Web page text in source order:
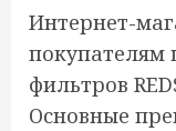
Интернет-
покупателям
фильтров
Основные